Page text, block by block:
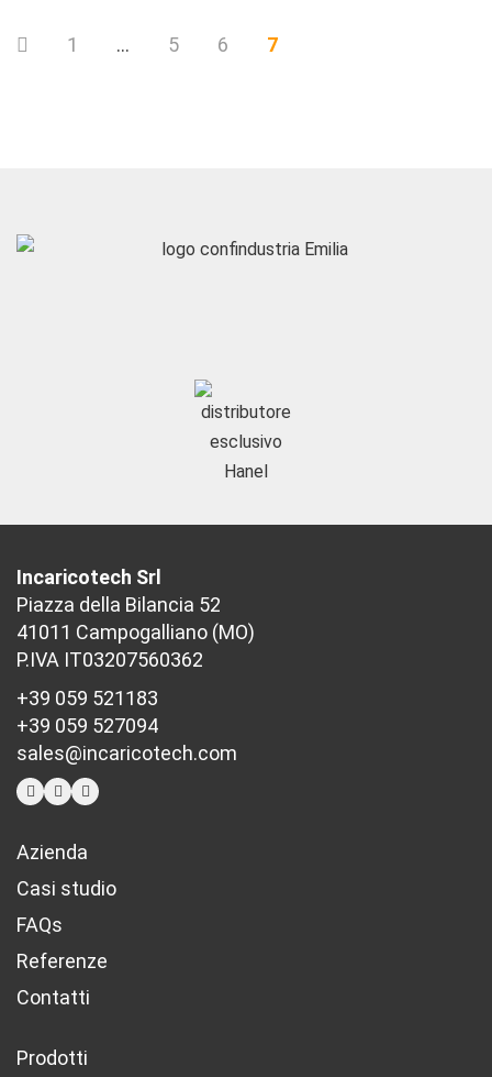
1 … 5 6 7
Incaricotech Srl
Piazza della Bilancia 52
41011 Campogalliano (MO)
P.IVA IT03207560362
+39 059 521183
+39 059 527094
sales@incaricotech.com
Azienda
Casi studio
FAQs
Referenze
Contatti
Prodotti